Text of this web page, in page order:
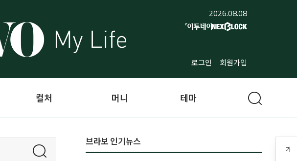
2026.08.08
로그인 회원가입
가
컬처 머니 테마
브라보 인기뉴스